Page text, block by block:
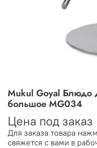
Mukul Goyal Блюдо
большое MG034
Цена под заказ
Для заказа товара
свяжется с вами в